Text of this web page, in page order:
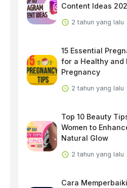
Content Ideas
2 tahun yang lalu
15 Essential
for a Healthy and
Pregnancy
2 tahun yang lalu
Top 10 Beauty
Women to
Natural Glow
2 tahun yang lalu
Cara